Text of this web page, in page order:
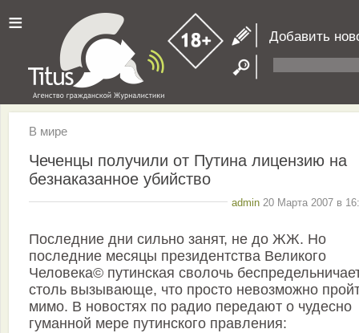
≡ Добавить
В мире
Чеченцы получили от Путина лицензию на
безнаказанное убийство
admin 20 Марта 2007 в
Последние дни сильно занят, не до ЖЖ. Но
последние месяцы президентства Великого
Человека© путинская сволочь
столь вызывающе, что просто невозможно
мимо. В новостях по радио передают о чудесно
гуманной мере путинского правления: